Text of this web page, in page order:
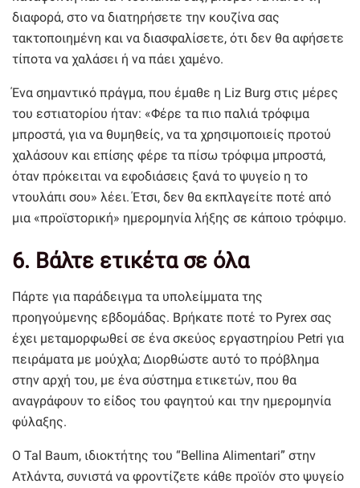
διαφορά, στο να διατηρήσετε την κουζίνα σας
τακτοποιημένη και να διασφαλίσετε, ότι δεν θα αφήσετε
τίποτα να χαλάσει ή να πάει χαμένο.
Ένα σημαντικό πράγμα, που έμαθε η Liz Burg στις μέρες
του εστιατορίου ήταν: «Φέρε τα πιο παλιά τρόφιμα
μπροστά, για να θυμηθείς, να τα χρησιμοποιείς προτού
χαλάσουν και επίσης φέρε τα πίσω τρόφιμα μπροστά,
όταν πρόκειται να εφοδιάσεις ξανά το ψυγείο η το
ντουλάπι σου» λέει. Έτσι, δεν θα εκπλαγείτε ποτέ από
μια «προϊστορική» ημερομηνία λήξης σε κάποιο τρόφιμο.
6. Βάλτε ετικέτα σε όλα
Πάρτε για παράδειγμα τα υπολείμματα της
προηγούμενης εβδομάδας. Βρήκατε ποτέ το Pyrex σας
έχει μεταμορφωθεί σε ένα σκεύος εργαστηρίου Petri για
πειράματα με μούχλα; Διορθώστε αυτό το πρόβλημα
στην αρχή του, με ένα σύστημα ετικετών, που θα
αναγράφουν το είδος του φαγητού και την ημερομηνία
φύλαξης.
Ο Tal Baum, ιδιοκτήτης του “Bellina Alimentari” στην
Ατλάντα, συνιστά να φροντίζετε κάθε προϊόν στο ψυγείο